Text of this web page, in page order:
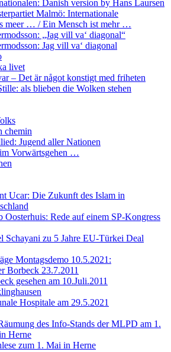
Danish version by Hans Laursen
Malmö: Internationale
meer … / Ein Mensch ist mehr …
„Jag vill va‘ diagonal“
Jag vill va‘ diagonal
livet
– Det är något konstigt med friheten
als blieben die Wolken stehen
chemin
Jugend aller Nationen
Vorwärtsgehen …
Ucar: Die Zukunft des Islam in
Oosterhuis: Rede auf einem SP-Kongress
Schayani zu 5 Jahre EU-Türkei Deal
Montagsdemo 10.5.2021:
Borbeck 23.7.2011
gesehen am 10.Juli.2011
Hospitale am 29.5.2021
des Info-Stands der MLPD am 1.
Herne
zum 1. Mai in Herne